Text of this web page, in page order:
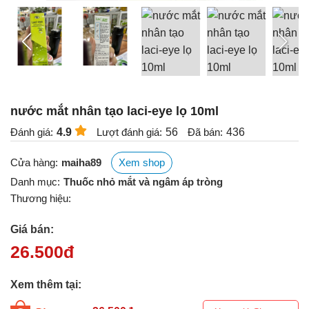
nước mắt nhân tạo laci-eye lọ 10ml
Đánh giá: 4.9 Lượt đánh giá: 56 Đã bán: 436
Cửa hàng: maiha89
Xem shop
Danh mục: Thuốc nhỏ mắt và ngâm áp tròng
Thương hiệu:
Giá bán:
26.500đ
Xem thêm tại: